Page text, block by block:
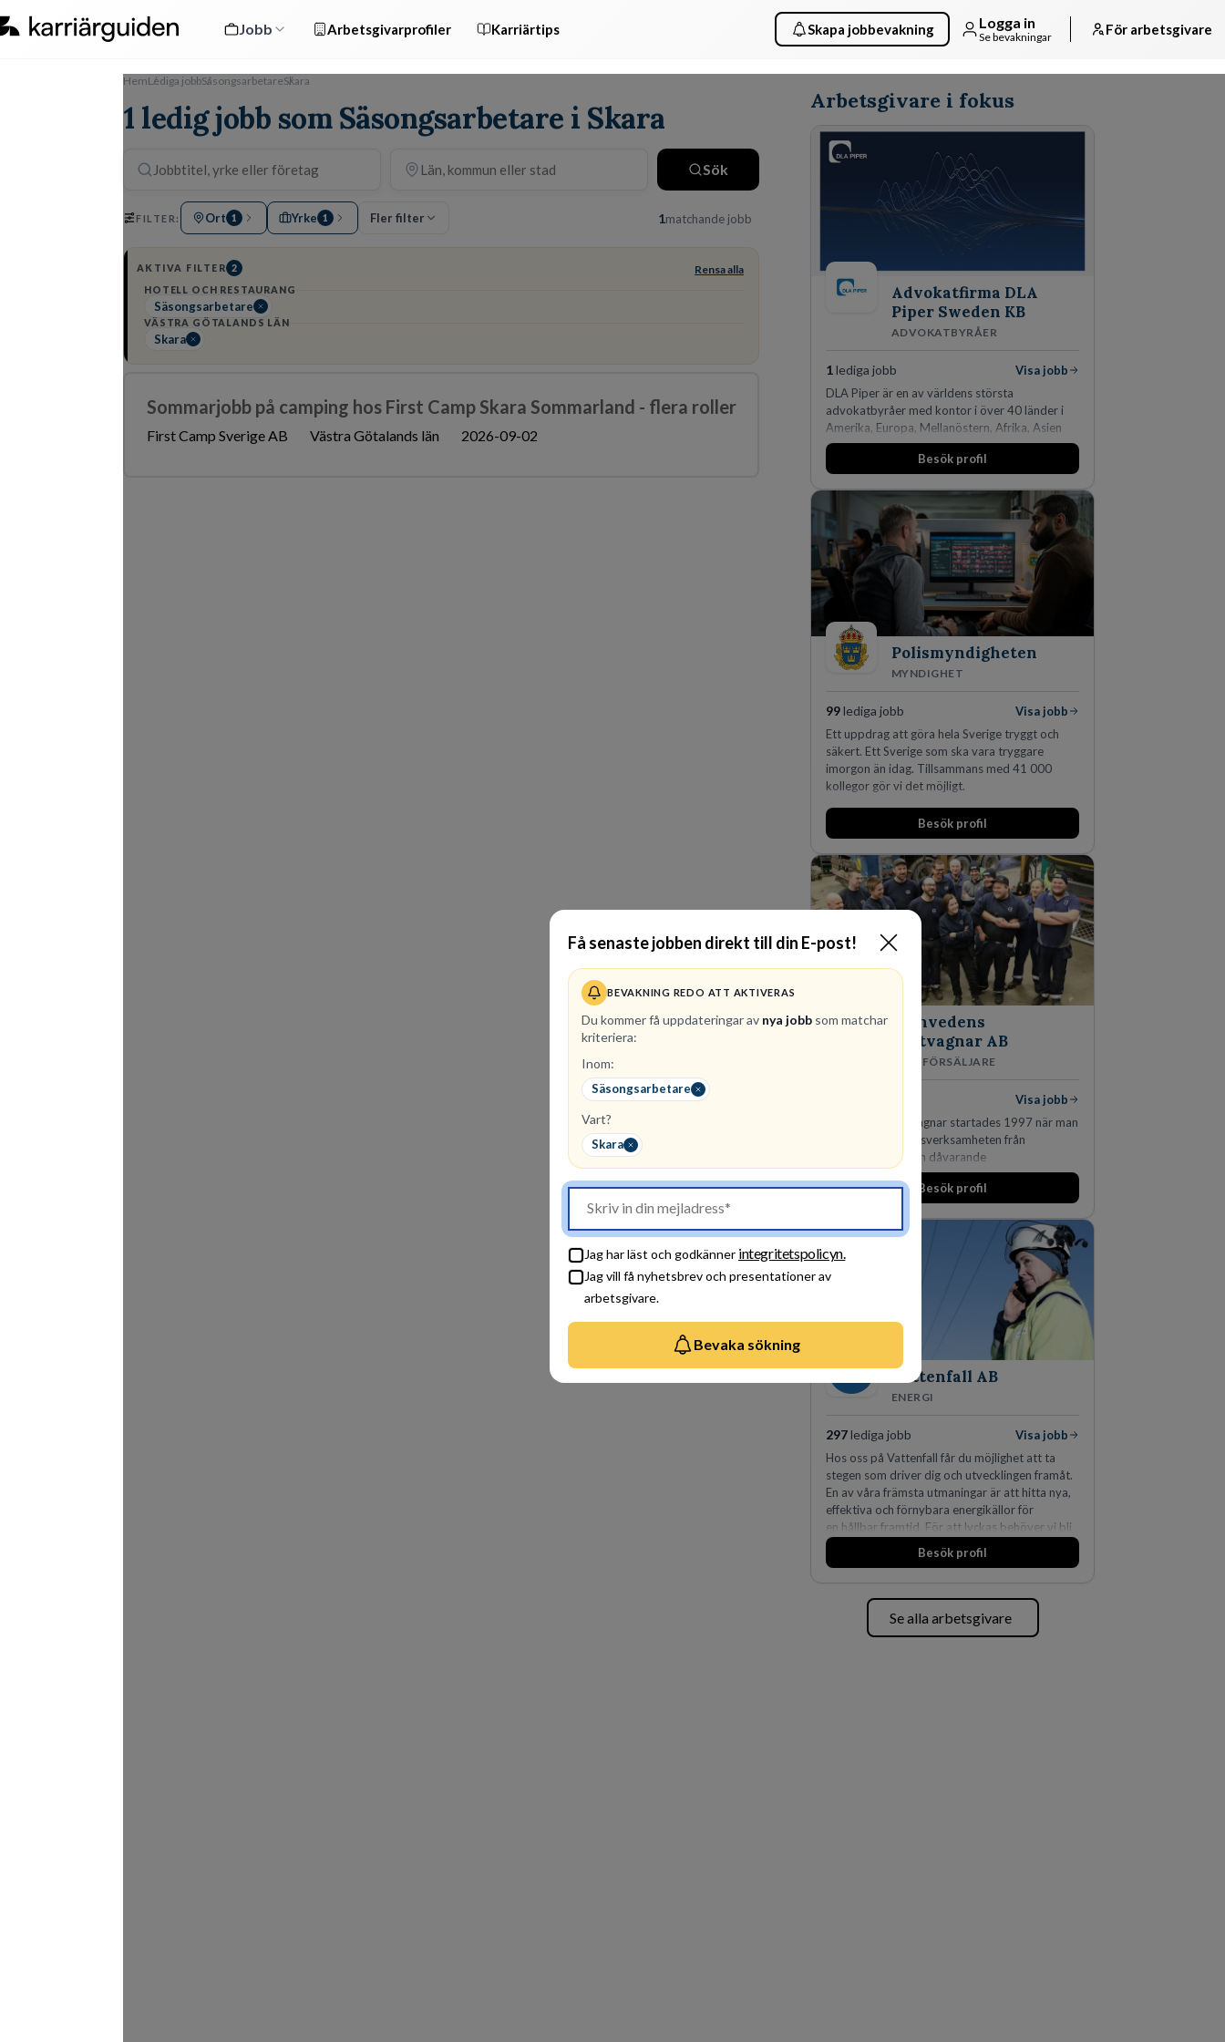
Jobb Arbetsgivarprofiler Karriärtips Skapa jobbevakning Logga in
Se bevakningar För arbetsgivare
Få senaste jobben direkt till din E-post!
BEVAKNING REDO ATT AKTIVERAS
Du kommer få uppdateringar av nya jobb som matchar
kriteriera:
Inom:
Säsongsarbetare
Vart?
Skara
Jag har läst och godkänner integritetspolicyn.
Jag vill få nyhetsbrev och presentationer av
arbetsgivare.
Bevaka sökning
HemLediga jobbSäsongsarbetareSkara
1 ledig jobb som Säsongsarbetare i Skara
Sök
FILTER: Ort 1 Yrke 1 Fler filter 1matchande jobb
AKTIVA FILTER 2 Rensa alla
HOTELL OCH RESTAURANG
Säsongsarbetare
VÄSTRA GÖTALANDS LÄN
Skara
Sommarjobb på camping hos First Camp Skara Sommarland - flera roller
First Camp Sverige AB Västra Götalands län 2026-09-02
Arbetsgivare i fokus
Advokatfirma DLA
Piper Sweden KB
ADVOKATBYRÅER
1lediga jobb
Visa jobb
DLA Piper är en av världens största
advokatbyråer med kontor i över 40 länder i
Amerika, Europa, Mellanöstern, Afrika, Asien
och Oceanien. Vi är specialister inom
affärsjuridikens alla områden och vi har några
fler än 450 jurister på fem kontor i Stockholm,
Köpenhamn, Århus, Oslo och Helsingfors kan vi
på DLA Piper erbjuda våra klienter en unik,
effektiv och gränsöverskridande nordisk
expertis. På vårt kontor i centrala Stockholm är
vi idag drygt 240 medarbetare.
Besök profil
Polismyndigheten
MYNDIGHET
99lediga jobb
Visa jobb
Ett uppdrag att göra hela Sverige tryggt och
säkert. Ett Sverige som ska vara tryggare
imorgon än idag. Tillsammans med 41 000
kollegor gör vi det möjligt.
Besök profil
Finnvedens
Lastvagnar AB
ÅTERFÖRSÄLJARE
Visa jobb
Finnvedens Lastvagnar startades 1997 när man
särskilde lastvagnsverksamheten från
personbilar på den dåvarande
huvudanläggningen i Värnamo. Sedan dess har
man expanderat kraftigt genom ett antal
den största privata återförsäljaren av Volvo
Lastvagnar och finns representerade på 20
orter i södra Sverige.
Besök profil
Vattenfall AB
ENERGI
297 lediga jobb
Visa jobb
Hos oss på Vattenfall får du möjlighet att ta
stegen som driver dig och utvecklingen framåt.
En av våra främsta utmaningar är att hitta nya,
effektiva och förnybara energikällor för
en hållbar framtid. För att lyckas behöver vi bli
fler medarbetare som vill göra skillnad.
Besök profil
Se alla arbetsgivare